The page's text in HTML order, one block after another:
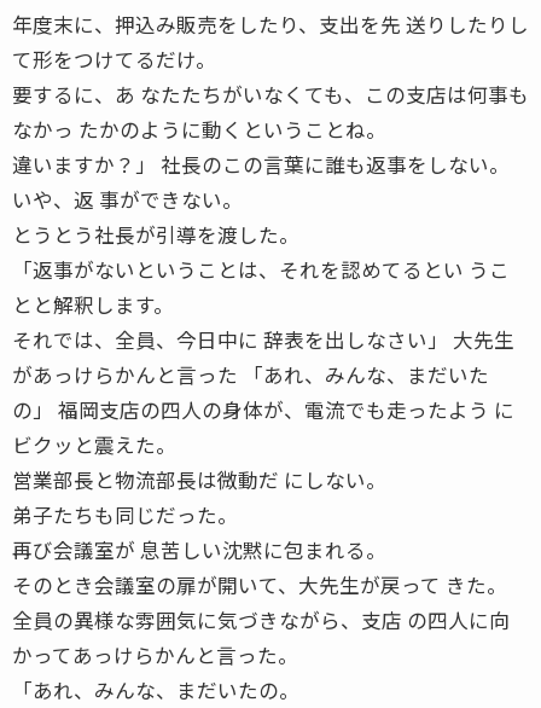
年度末に、押込み販売をしたり、支出を先 送りしたりし
て形をつけてるだけ。
要するに、あ なたたちがいなくても、この支店は何事も
なかっ たかのように動くということね。
違いますか？」 社長のこの言葉に誰も返事をしない。
いや、返 事ができない。
とうとう社長が引導を渡した。
「返事がないということは、それを認めてるとい うこ
とと解釈します。
それでは、全員、今日中に 辞表を出しなさい」 大先生
があっけらかんと言った 「あれ、みんな、まだいた
の」 福岡支店の四人の身体が、電流でも走ったよう に
ビクッと震えた。
営業部長と物流部長は微動だ にしない。
弟子たちも同じだった。
再び会議室が 息苦しい沈黙に包まれる。
そのとき会議室の扉が開いて、大先生が戻って きた。
全員の異様な雰囲気に気づきながら、支店 の四人に向
かってあっけらかんと言った。
「あれ、みんな、まだいたの。